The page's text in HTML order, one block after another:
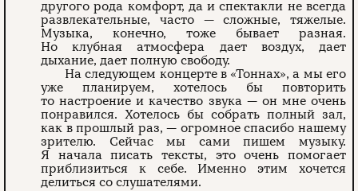
другого рода комфорт, да и спектакли не всегда
развлекательные, часто — сложные, тяжелые.
Музыка, конечно, тоже бывает разная.
Но клубная атмосфера дает воздух, дает
дыхание, дает полную свободу.
На следующем концерте в «Тоннах», а мы его
уже планируем, хотелось бы повторить
то настроение и качество звука — он мне очень
понравился. Хотелось бы собрать полный зал,
как в прошлый раз, — огромное спасибо нашему
зрителю. Сейчас мы сами пишем музыку.
Я начала писать тексты, это очень помогает
приблизиться к себе. Именно этим хочется
делиться со слушателями.